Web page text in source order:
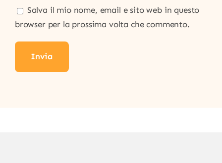
Salva il mio nome, email e sito web in questo
browser per la prossima volta che commento.